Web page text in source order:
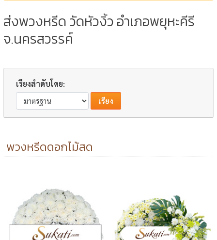
ส่งพวงหรีด วัดหัวงิ้ว อำเภอพยุหะคีรี
จ.นครสวรรค์
เรียงลำดับโดย:
พวงหรีดดอกไม้สด